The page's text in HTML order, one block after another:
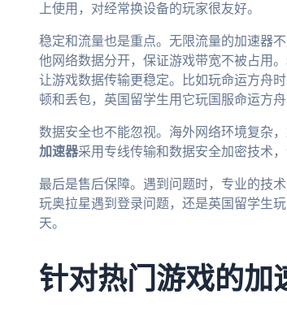
上使用，对经常换设备的玩家很友好。
稳定和流量也是重点。无限流量的加速器
他网络数据分开，保证游戏带宽不被占用
让游戏数据传输更稳定。比如玩命运方舟
顿和丢包，英国留学生用它玩国服命运方舟
数据安全也不能忽视。海外网络环境复杂
加速器采用专线传输和数据安全加密技术
最后是售后保障。遇到问题时，专业的技术
玩奥拉星遇到登录问题，还是英国留学生
天。
针对热门游戏的加